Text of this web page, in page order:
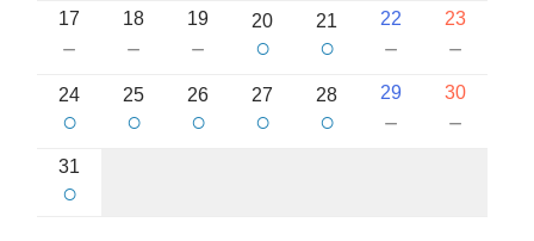
17
－
18
－
19
－
20
○
21
○
22
－
23
－
24
○
25
○
26
○
27
○
28
○
29
－
30
－
31
○